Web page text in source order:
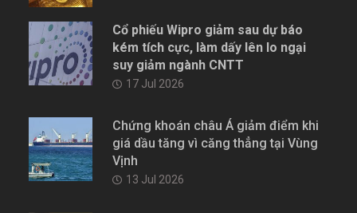
Cổ phiếu Wipro giảm sau dự báo
kém tích cực, làm dấy lên lo ngại
suy giảm ngành CNTT
17 Jul 2026
Chứng khoán châu Á giảm điểm khi
giá dầu tăng vì căng thẳng tại Vùng
Vịnh
13 Jul 2026